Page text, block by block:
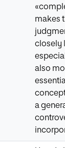
makes
closely
also
a